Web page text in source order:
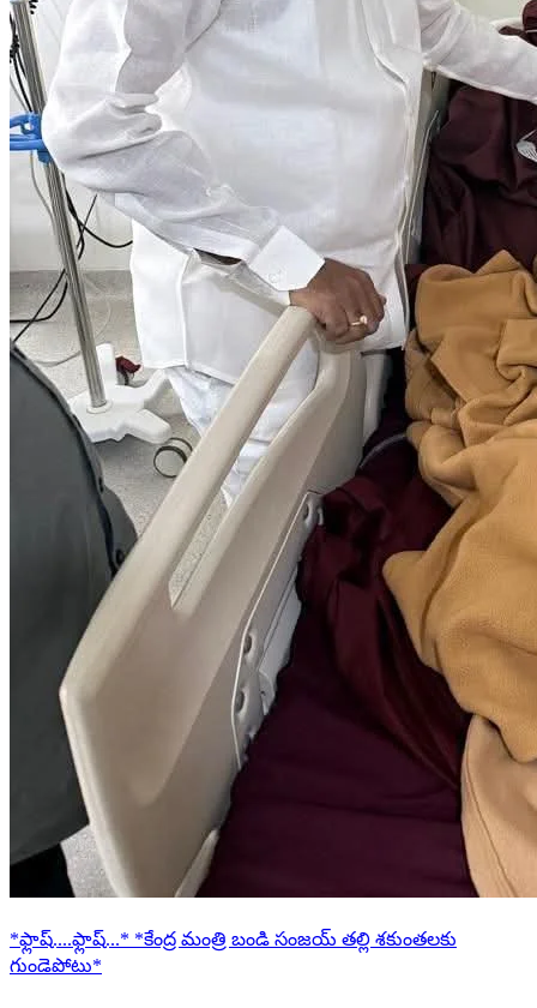
*ఫ్లాష్....ఫ్లాష్...* *కేంద్ర మంత్రి బండి సంజయ్ తల్లి శకుంతలకు
గుండెపోటు*